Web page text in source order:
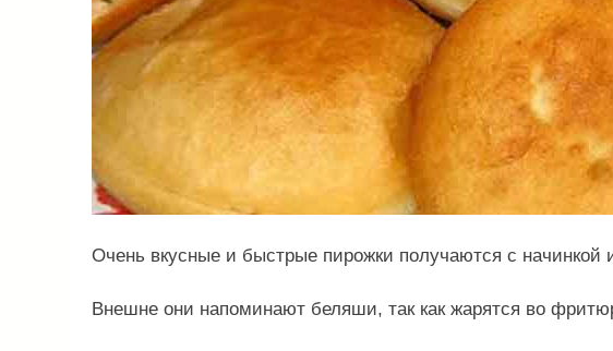
Очень вкусные и быстрые пирожки получаются с начинкой
Внешне они напоминают беляши, так как жарятся во